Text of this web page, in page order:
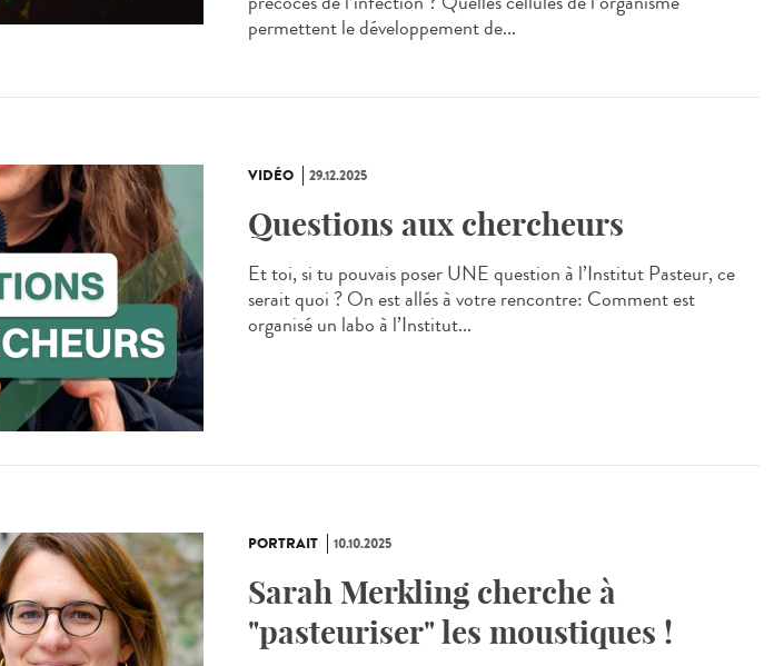
permettent le développement de...
VIDÉO 29.12.2025
Questions aux chercheurs
Et toi, si tu pouvais poser UNE question à l’Institut Pasteur, ce
serait quoi ? On est allés à votre rencontre: Comment est
organisé un labo à l’Institut...
PORTRAIT 10.10.2025
Sarah Merkling cherche à
"pasteuriser" les moustiques !